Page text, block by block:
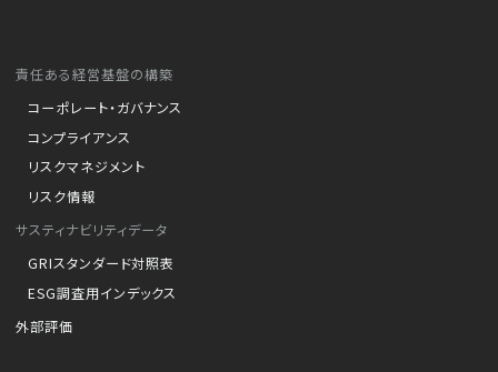
責任ある経営基盤の構築
コーポレート・ガバナンス
コンプライアンス
リスクマネジメント
リスク情報
サスティナビリティデータ
GRIスタンダード対照表
ESG調査用インデックス
外部評価